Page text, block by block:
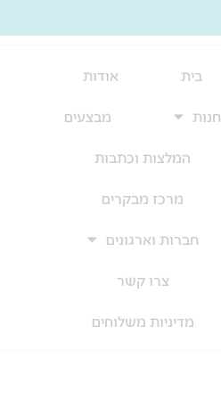
בית אודות
חנות מבצעים
המלצות וכתבות
מרכז מבקרים
חברות וארגונים
צרו קשר
מדיניות משלוחים